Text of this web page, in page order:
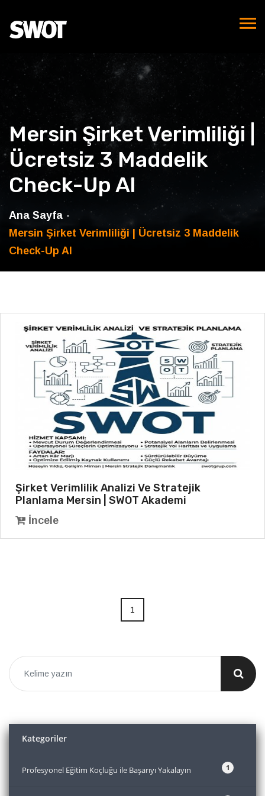
Mersin Şirket Verimliliği |
Ücretsiz 3 Maddelik
Check-Up Al
Ana Sayfa
Mersin Şirket Verimliliği | Ücretsiz 3 Maddelik
Check-Up Al
Şirket Verimlilik Analizi Ve Stratejik
Planlama Mersin | SWOT Akademi
İncele
1
Kategoriler
1
Profesyonel Eğitim Koçluğu ile Başarıyı Yakalayın